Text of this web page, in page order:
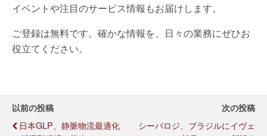
イベントや注目のサービス情報もお届けします。
ご登録は無料です。確かな情報を、日々の業務にぜひお
役立てください。
以前の投稿
日本GLP、静脈物流最適化
次の投稿
シーバロジ、ブラジルにイヴェ